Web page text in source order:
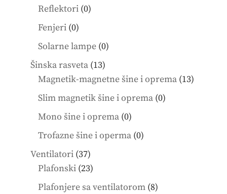
Reflektori 00
Fenjeri 00
products
Solarne lampe 00
Šinska rasveta 1313
products
Magnetik-magnetne šine i oprema 1313
Slim magnetik šine i oprema 00
Mono šine i oprema 00
products
Trofazne šine i operma 00
Ventilatori 3737
products
Plafonski 2323
products
Plafonjere sa ventilatorom 88